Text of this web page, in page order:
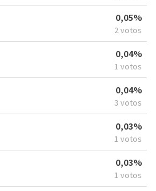
0,05%
2 votos
0,04%
1 votos
0,04%
3 votos
0,03%
1 votos
0,03%
1 votos